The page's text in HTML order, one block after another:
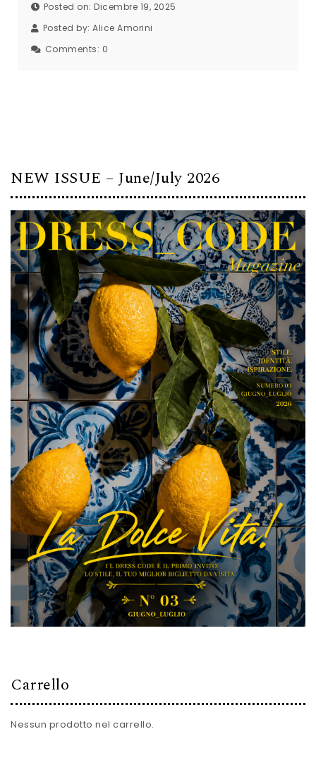
Posted on: Dicembre 19, 2025
Posted by: Alice Amorini
Comments: 0
NEW ISSUE – June/July 2026
Carrello
Nessun prodotto nel carrello.